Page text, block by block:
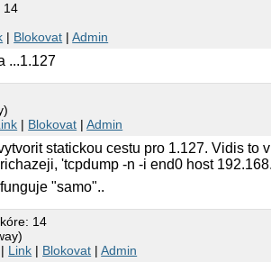
14
| Blokovat |Admin
...1.127
| Blokovat |Admin
statickou cestu pro 1.127. Vidis to
'tcpdump -n -i end0 host
"samo"..
14
| Link | Blokovat |Admin